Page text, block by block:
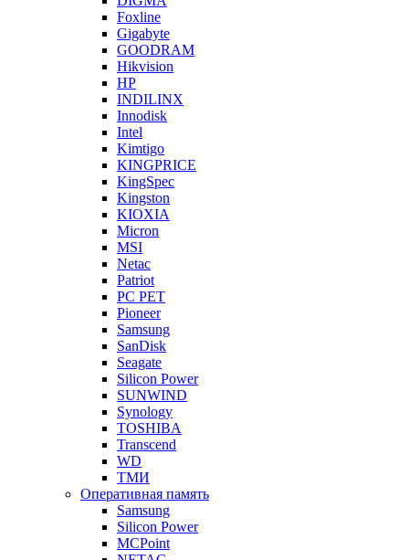
Foxline
Gigabyte
GOODRAM
Hikvision
HP
INDILINX
Innodisk
Intel
Kimtigo
KINGPRICE
KingSpec
Kingston
KIOXIA
Micron
MSI
Netac
Patriot
PC PET
Pioneer
Samsung
SanDisk
Seagate
Silicon Power
SUNWIND
Synology
TOSHIBA
Transcend
WD
ТМИ
Оперативная память
Samsung
Silicon Power
MCPoint